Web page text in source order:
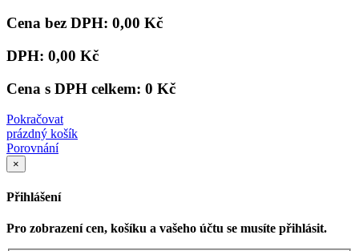
Cena bez DPH: 0,00 Kč
DPH: 0,00 Kč
Cena s DPH celkem: 0 Kč
Pokračovat
prázdný košík
Porovnání
×
Přihlášení
Pro zobrazení cen, košíku a vašeho účtu se musíte přihlásit.